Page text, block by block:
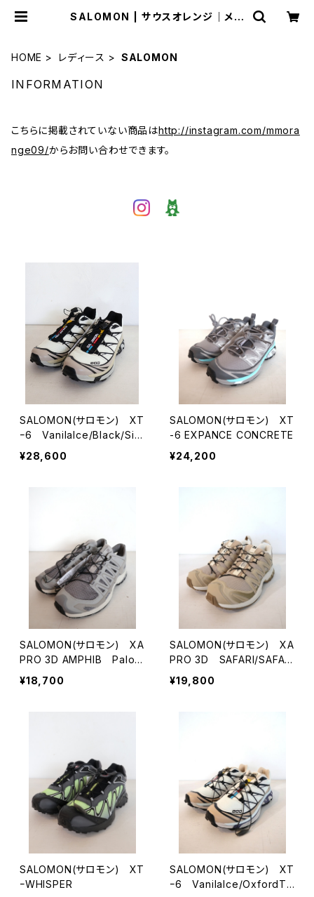
SALOMON | サウスオレンジ｜メン
HOME レディース SALOMON
INFORMATION
こちらに掲載されていない商品はhttp://instagram.com/mmora
nge09/からお問い合わせできます。
SALOMON(サロモン) XT
ｰ6 VanilaIce/Black/Silv
erCloud
¥28,600
SALOMON(サロモン) XT
-6 EXPANCE CONCRETE
¥24,200
SALOMON(サロモン) XA
PRO 3D AMPHIB Palom
a
¥18,700
SALOMON(サロモン) XA
PRO 3D SAFARI/SAFAR
I/KELP
¥19,800
SALOMON(サロモン) XT
ｰWHISPER
SALOMON(サロモン) XT
ｰ6 VanilaIce/OxfordTa